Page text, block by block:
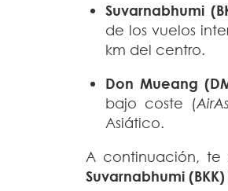
Suvarnabhumi
de los vuelos
km del centro.
Don Mueang
bajo coste (
Asiático.
A continuación, te
Suvarnabhumi (BKK)